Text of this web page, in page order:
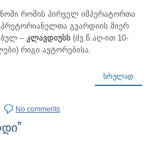
რომის პირველ იმპერატორთა
პრეტორიანელთა გვარდიის მიერ
– კლავდიუსს(ძვ.წ.აღ-ით 10-
რიგი ავტორებისა.
ᲡᲠᲣᲚᲐᲓ
No comments